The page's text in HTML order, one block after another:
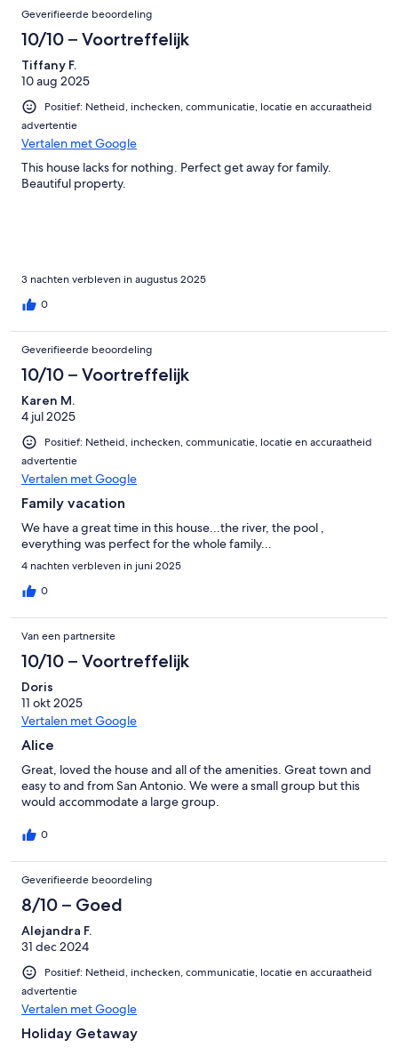
Geverifieerde beoordeling
10/10 – Voortreffelijk
Tiffany F.
10 aug 2025
Positief: Netheid, inchecken, communicatie, locatie en accuraatheid
advertentie
Vertalen met Google
This house lacks for nothing. Perfect get away for family.
Beautiful property.
3 nachten verbleven in augustus 2025
0
Geverifieerde beoordeling
10/10 – Voortreffelijk
Karen M.
4 jul 2025
Positief: Netheid, inchecken, communicatie, locatie en accuraatheid
advertentie
Vertalen met Google
Family vacation
We have a great time in this house...the river, the pool ,
everything was perfect for the whole family...
4 nachten verbleven in juni 2025
0
Van een partnersite
10/10 – Voortreffelijk
Doris
11 okt 2025
Vertalen met Google
Alice
Great, loved the house and all of the amenities. Great town and
easy to and from San Antonio. We were a small group but this
would accommodate a large group.
0
Geverifieerde beoordeling
8/10 – Goed
Alejandra F.
31 dec 2024
Positief: Netheid, inchecken, communicatie, locatie en accuraatheid
advertentie
Vertalen met Google
Holiday Getaway